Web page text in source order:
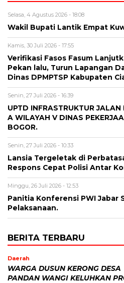
Selasa, 4 Agustus 2026 - 18:08
Wakil Bupati Lantik Empat
Kamis, 30 Juli 2026 - 17:55
Verifikasi Fasos Fasum
Pekan lalu, Turun Lapangan
Dinas DPMPTSP Kabupaten
Senin, 27 Juli 2026 - 16:39
UPTD INFRASTRUKTUR
A WILAYAH V DINAS
BOGOR.
Senin, 27 Juli 2026 - 10:33
Lansia Tergeletak di
Respons Cepat Polisi Antar
Minggu, 26 Juli 2026 - 12:53
Panitia Konferensi PWI Jabar
Pelaksanaan.
BERITA TERBARU
Daerah
WARGA DUSUN KERONG DESA
PANDAN WANGI KELUHKAN